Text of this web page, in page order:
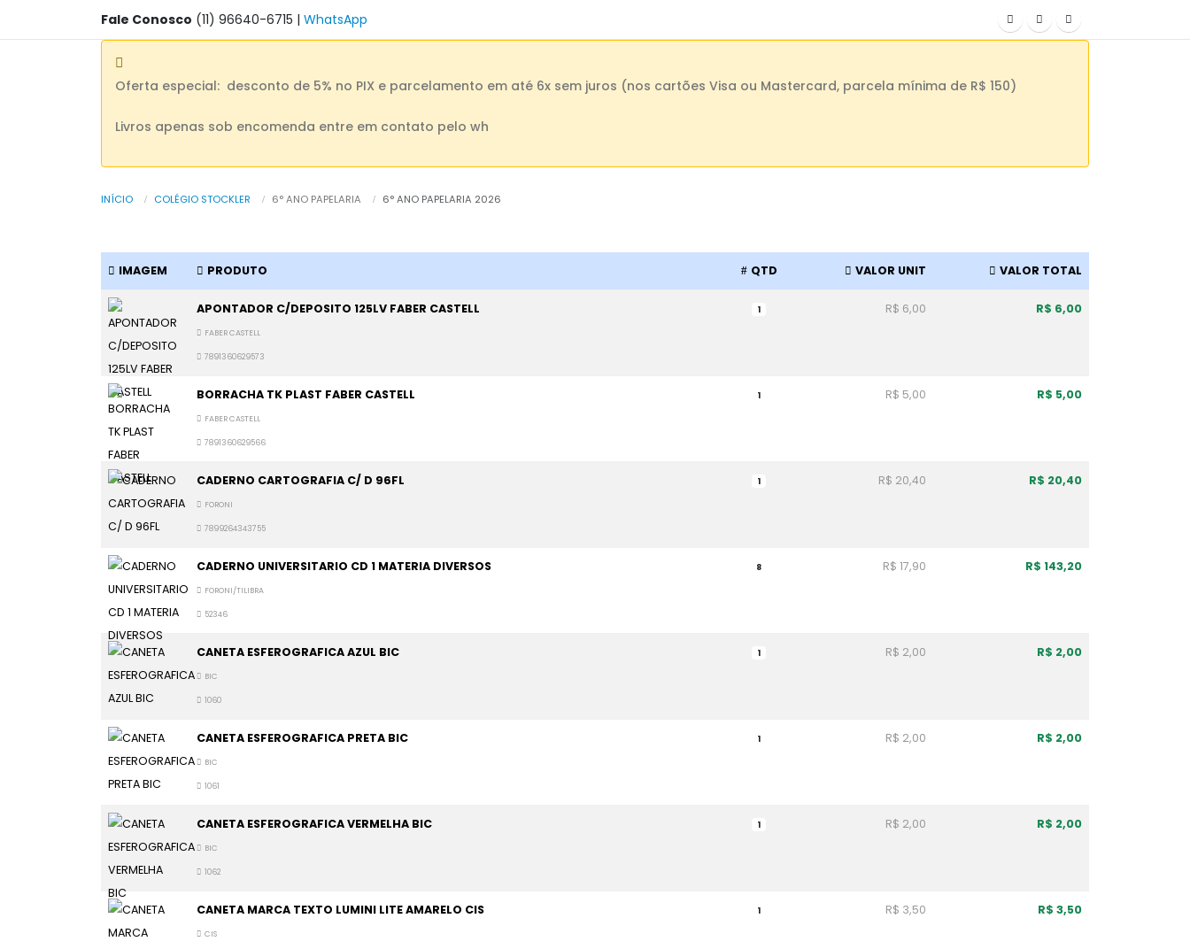
Fale Conosco (11) 96640-6715 | WhatsApp
Oferta especial: desconto de 5% no PIX e parcelamento em até 6x sem juros (nos cartões Visa ou Mastercard, parcela mínima de R$ 150)
Livros apenas sob encomenda entre em contato pelo wh
INÍCIO COLÉGIO STOCKLER 6° ANO PAPELARIA 6° ANO PAPELARIA 2026
IMAGEM PRODUTO QTD VALOR UNIT VALOR TOTAL
APONTADOR C/DEPOSITO 125LV FABER CASTELL
FABER CASTELL
7891360629573
1 R$ 6,00 R$ 6,00
BORRACHA TK PLAST FABER CASTELL
FABER CASTELL
7891360629566
1 R$ 5,00 R$ 5,00
CADERNO CARTOGRAFIA C/ D 96FL
FORONI
7899264343755
1 R$ 20,40 R$ 20,40
CADERNO UNIVERSITARIO CD 1 MATERIA DIVERSOS
FORONI/TILIBRA
52346
8 R$ 17,90 R$ 143,20
CANETA ESFEROGRAFICA AZUL BIC
BIC
1060
1 R$ 2,00 R$ 2,00
CANETA ESFEROGRAFICA PRETA BIC
BIC
1061
1 R$ 2,00 R$ 2,00
CANETA ESFEROGRAFICA VERMELHA BIC
BIC
1062
1 R$ 2,00 R$ 2,00
CANETA MARCA TEXTO LUMINI LITE AMARELO CIS
CIS
1 R$ 3,50 R$ 3,50